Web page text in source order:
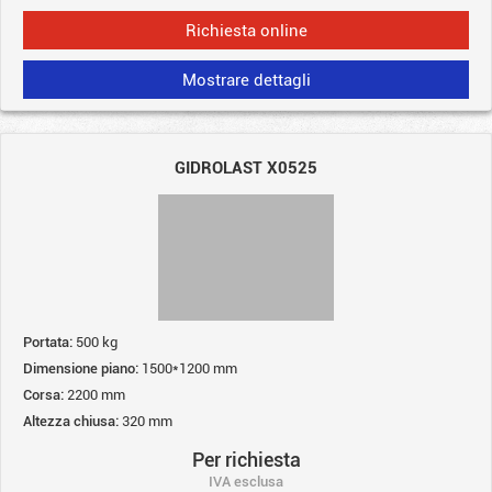
Richiesta online
Mostrare dettagli
GIDROLAST X0525
Portata: 500 kg
Dimensione piano: 1500*1200 mm
Corsa: 2200 mm
Altezza chiusa: 320 mm
Per richiesta
IVA esclusa